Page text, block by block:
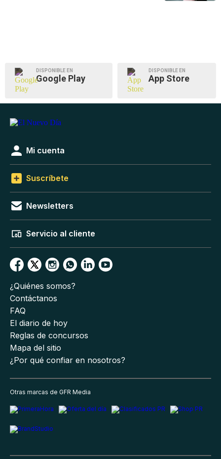
DISPONIBLE EN
Google Play
DISPONIBLE EN
App Store
Mi cuenta
Suscríbete
Newsletters
Servicio al cliente
¿Quiénes somos?
Contáctanos
FAQ
El diario de hoy
Reglas de concursos
Mapa del sitio
¿Por qué confiar en nosotros?
Otras marcas de GFR Media